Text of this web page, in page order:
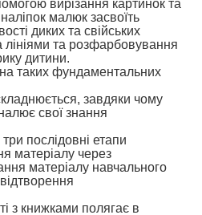
вирізання картинок та
малюк засвоїть
диких та свійських
та розфарбовування
дитини.
таких фундаментальних
завдяки чому
свої знання
послідовні етапи
матеріалу через
матеріалу навчального
з книжками полягає в